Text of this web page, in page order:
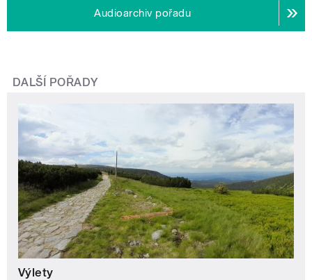
Audioarchiv pořadu
DALŠÍ POŘADY
Výlety